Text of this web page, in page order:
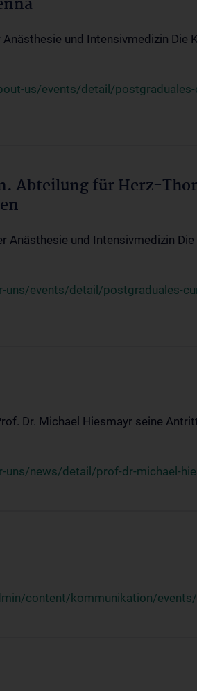
und Intensivmedizin
us/events/detail/
Abteilung für Herz-
Anästhesie und Intensivmedizin
events/detail/postgraduales-
Dr. Michael Hiesmayr seine
news/detail/prof-dr-michael-
content/kommunikation/